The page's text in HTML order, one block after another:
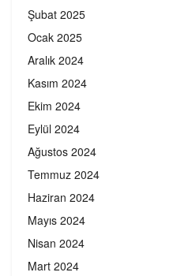
Şubat 2025
Ocak 2025
Aralık 2024
Kasım 2024
Ekim 2024
Eylül 2024
Ağustos 2024
Temmuz 2024
Haziran 2024
Mayıs 2024
Nisan 2024
Mart 2024